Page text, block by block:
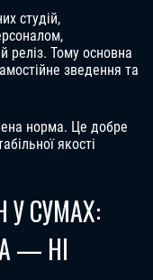
студій,
реліз. Тому основна
зведення та
норма. Це добре
якості
СУМАХ:
— НІ